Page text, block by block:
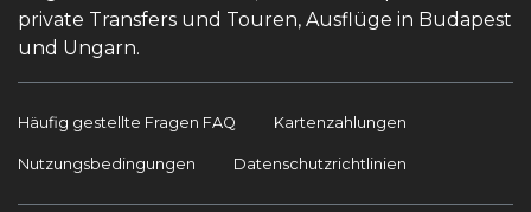
private Transfers und Touren, Ausflüge in Budapest
und Ungarn.
Häufig gestellte Fragen FAQ Kartenzahlungen
Nutzungsbedingungen Datenschutzrichtlinien